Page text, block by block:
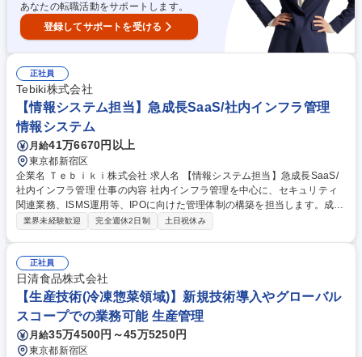
あなたの転職活動をサポートします。
登録してサポートを受ける
正社員
Tebiki株式会社
【情報システム担当】急成長SaaS/社内インフラ管理
情報システム
月給41万6670円以上
東京都新宿区
企業名 Ｔｅｂｉｋｉ株式会社 求人名 【情報システム担当】急成長SaaS/
社内インフラ管理 仕事の内容 社内インフラ管理を中心に、セキュリティ
関連業務、ISMS運用等、IPOに向けた管理体制の構築を担当します。成長
する組織の情報管理体制を構築することがミッションです。 ・課題発見/
化）・管理体制の構築（IPOに向けた内部統制/ガバナンスの整備、ISMS
運用）・日々の運用（アカウント管理/デバイス管理/社内ヘルプデスク、
ネットワーク管理/ITツール・サービスの監視、セキュリティチェックシー
ト回答/インシデント対応）・IDaaS、EDR、 MDMの導入 募集職種 【情
報システム担当】急成長SaaS/社内インフラ管理
業界未経験歓迎 完全週休2日制 土日祝休み
正社員
日清食品株式会社
【生産技術(冷凍惣菜領域)】新規技術導入やグローバル
スコープでの業務可能 生産管理
月給35万4500円～45万5250円
東京都新宿区